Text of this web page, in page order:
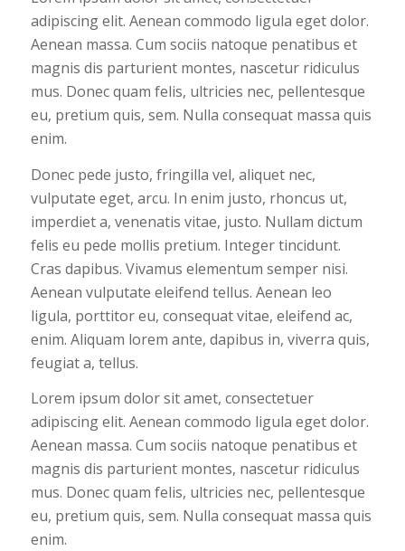
adipiscing elit. Aenean commodo ligula eget dolor.
Aenean massa. Cum sociis natoque penatibus et
magnis dis parturient montes, nascetur ridiculus
mus. Donec quam felis, ultricies nec, pellentesque
eu, pretium quis, sem. Nulla consequat massa quis
enim.
Donec pede justo, fringilla vel, aliquet nec,
vulputate eget, arcu. In enim justo, rhoncus ut,
imperdiet a, venenatis vitae, justo. Nullam dictum
felis eu pede mollis pretium. Integer tincidunt.
Cras dapibus. Vivamus elementum semper nisi.
Aenean vulputate eleifend tellus. Aenean leo
ligula, porttitor eu, consequat vitae, eleifend ac,
enim. Aliquam lorem ante, dapibus in, viverra quis,
feugiat a, tellus.
Lorem ipsum dolor sit amet, consectetuer
adipiscing elit. Aenean commodo ligula eget dolor.
Aenean massa. Cum sociis natoque penatibus et
magnis dis parturient montes, nascetur ridiculus
mus. Donec quam felis, ultricies nec, pellentesque
eu, pretium quis, sem. Nulla consequat massa quis
enim.